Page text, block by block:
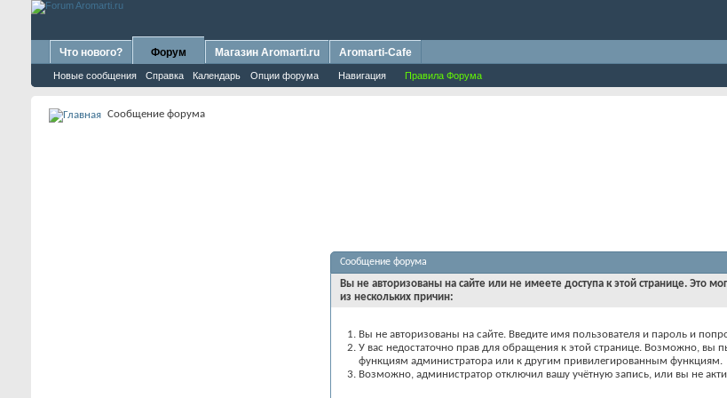
Что нового? Форум
Новые сообщения Справка Календарь Опции форума Навигация Правила Форума
Магазин Aromarti.ru Aromarti-Cafe
Сообщение форума
Сообщение форума
Вы не авторизованы на сайте или не имеете доступа к этой странице. Это
из нескольких причин:
Вы не авторизованы на сайте. Введите имя пользователя и пароль и
У вас недостаточно прав для обращения к этой странице. Возможно, вы
функциям администратора или к другим привилегированным функциям.
Возможно, администратор отключил вашу учётную запись, или вы не